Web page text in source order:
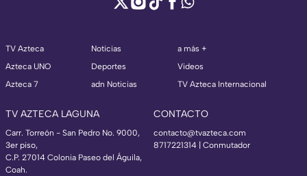
TV Azteca
Azteca UNO
Azteca 7
Noticias
Deportes
adn Noticias
a más +
Videos
TV Azteca Internacional
TV AZTECA LAGUNA
Carr. Torreón - San Pedro No. 9000,
3er piso,
C.P. 27014 Colonia Paseo del Águila,
Coah.
CONTACTO
contacto@tvazteca.com
8717221314 | Conmutador